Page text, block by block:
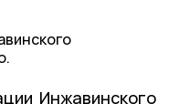
Инжавинского